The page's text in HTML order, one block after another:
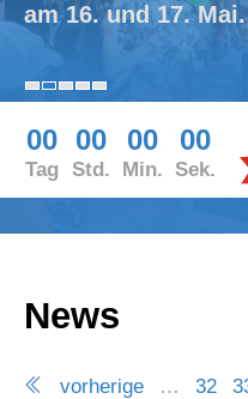
am 16. und 17.
00
Tag
00
Std.
00
Min.
00
Sek.
News
vorherige … 32